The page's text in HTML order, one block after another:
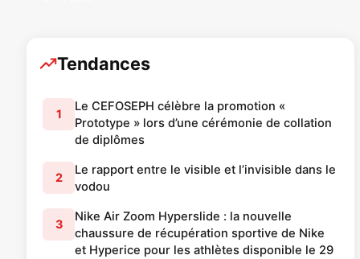
Tendances
1
Le CEFOSEPH célèbre la promotion «
Prototype » lors d’une cérémonie de collation
de diplômes
2
Le rapport entre le visible et l’invisible dans le
vodou
3
Nike Air Zoom Hyperslide : la nouvelle
chaussure de récupération sportive de Nike
et Hyperice pour les athlètes disponible le 29